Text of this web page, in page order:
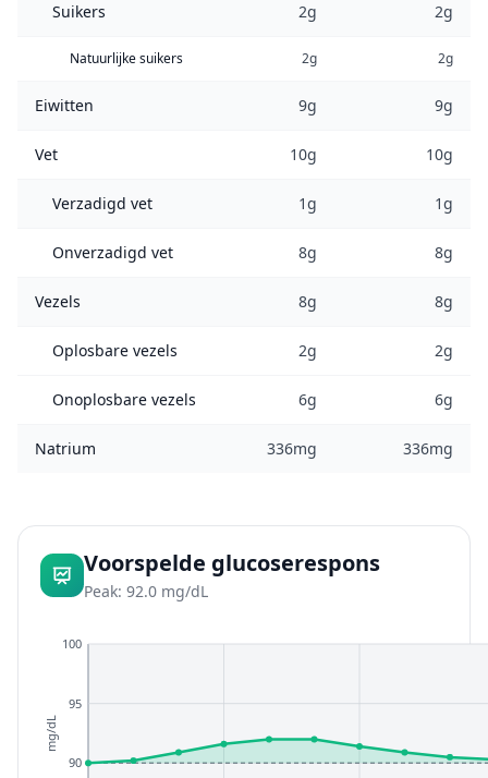
Suikers 2g 2g
Natuurlijke suikers 2g 2g
Eiwitten 9g 9g
Vet 10g 10g
Verzadigd vet 1g 1g
Onverzadigd vet 8g 8g
Vezels 8g 8g
Oplosbare vezels 2g 2g
Onoplosbare vezels 6g 6g
Natrium 336mg 336mg
Voorspelde glucoserespons
Peak: 92.0 mg/dL
90
95
100
mg/dL